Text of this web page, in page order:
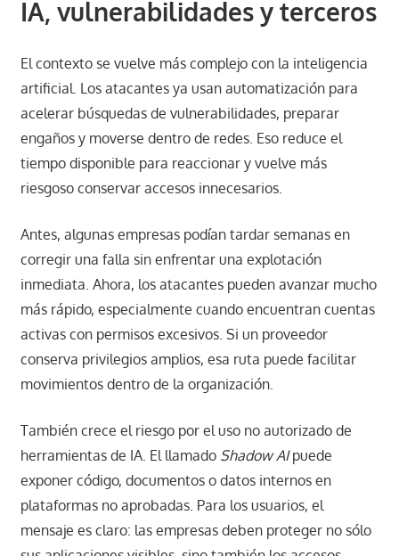
IA, vulnerabilidades y terceros
El contexto se vuelve más complejo con la inteligencia
artificial. Los atacantes ya usan automatización para
acelerar búsquedas de vulnerabilidades, preparar
engaños y moverse dentro de redes. Eso reduce el
tiempo disponible para reaccionar y vuelve más
riesgoso conservar accesos innecesarios.
Antes, algunas empresas podían tardar semanas en
corregir una falla sin enfrentar una explotación
inmediata. Ahora, los atacantes pueden avanzar mucho
más rápido, especialmente cuando encuentran cuentas
activas con permisos excesivos. Si un proveedor
conserva privilegios amplios, esa ruta puede facilitar
movimientos dentro de la organización.
También crece el riesgo por el uso no autorizado de
herramientas de IA. El llamado Shadow AIpuede
exponer código, documentos o datos internos en
plataformas no aprobadas. Para los usuarios, el
mensaje es claro: las empresas deben proteger no sólo